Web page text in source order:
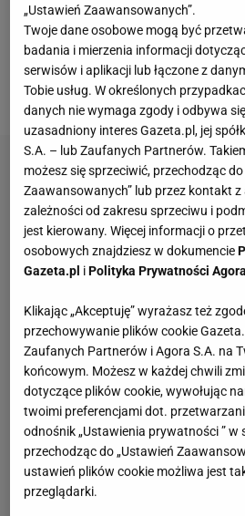
reprezentacyjnym przeciwko
tym spotkaniu zakończyli
głównie z powodu braku
mistrzostwa świata.
„Ustawień Zaawansowanych”.
Twoje dane osobowe mogą być
badania i mierzenia informacji
serwisów i aplikacji lub łączone z
Tobie usług. W określonych
danych nie wymaga zgody i odbywa
uzasadniony interes Gazeta.pl, jej
S.A. – lub Zaufanych Partnerów.
możesz się sprzeciwić, przechodząc do
Zaawansowanych” lub przez kontakt
zależności od zakresu sprzeciwu i
jest kierowany. Więcej informacji o
osobowych znajdziesz w dokumencie
Gazeta.pl iPolityka Prywatności
Klikając „Akceptuję” wyrażasz też
przechowywanie plików cookie
Zaufanych Partnerów i Agora S.A. na
końcowym. Możesz w każdej chwili
dotyczące plików cookie, wywołując
twoimi preferencjami dot.
odnośnik „Ustawienia prywatności ” w
przechodząc do „Ustawień
ustawień plików cookie możliwa jest
przeglądarki.